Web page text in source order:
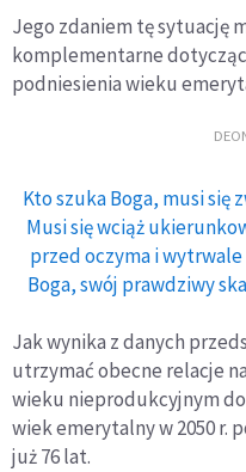
Jego zdaniem tę sytuację
komplementarne
podniesienia wieku
Kto szuka Boga, musi się
Musi się wciąż
przed oczyma i
Boga, swój prawdziwy
Jak wynika z danych
utrzymać obecne relacje
wieku nieprodukcyjnym
wiek emerytalny w 2050 r.
już 76 lat.